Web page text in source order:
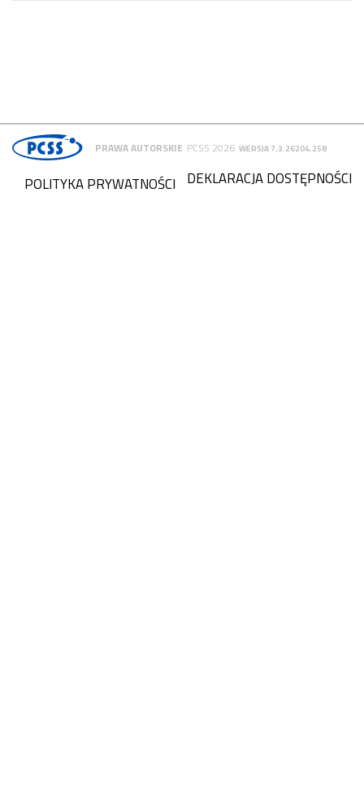
PRAWA AUTORSKIE PCSS 2026 WERSJA 7.3.26204.258
DEKLARACJA DOSTĘPNOŚCI
POLITYKA PRYWATNOŚCI